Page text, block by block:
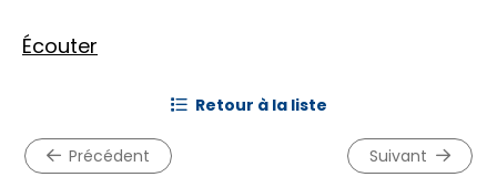
Écouter
précédent
retour à la liste
suivant